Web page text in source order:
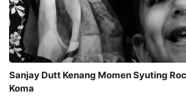
Sanjay Dutt Kenang Momen Syuting
Koma